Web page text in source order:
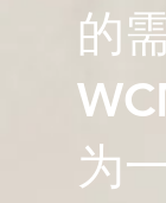
的
为